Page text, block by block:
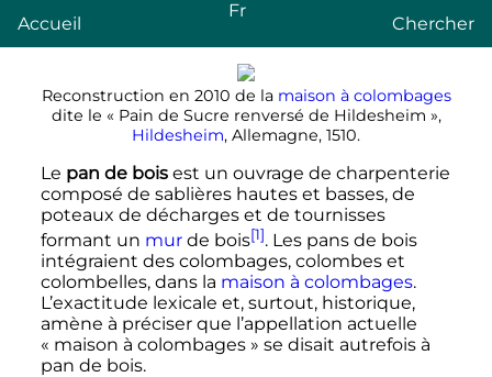
Accueil
Fr
Chercher
Reconstruction en 2010 de la maison à colombages
dite le « Pain de Sucre renversé de Hildesheim »,
Hildesheim, Allemagne, 1510.
Le pan de boisest un ouvrage de charpenterie
composé de sablières hautes et basses, de
poteaux de décharges et de tournisses
formant un murde bois[1]. Les pans de bois
intégraient des colombages, colombes et
colombelles, dans la maison à colombages.
L’exactitude lexicale et, surtout, historique,
amène à préciser que l’appellation actuelle
« maison à colombages » se disait autrefois à
pan de bois.